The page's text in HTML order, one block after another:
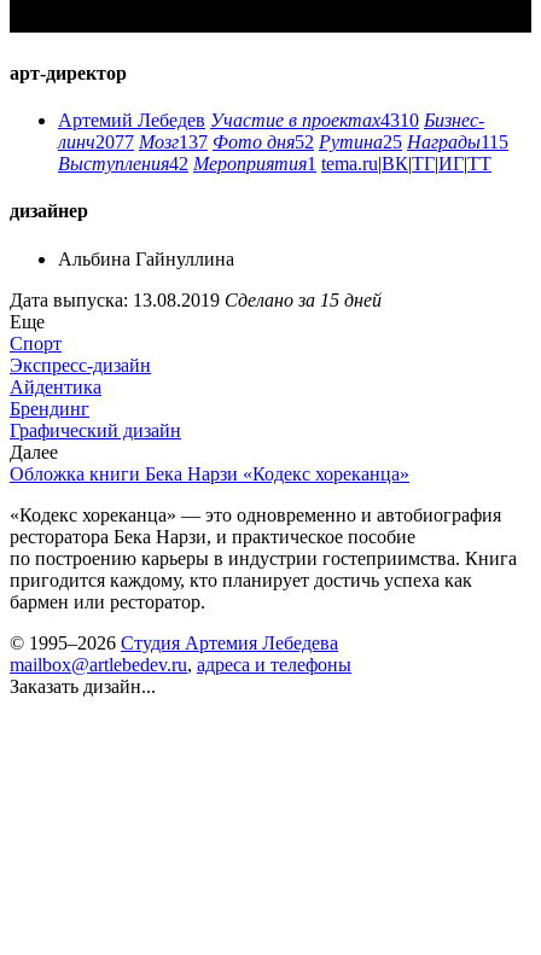
арт-директор
Артемий Лебедев Участие в проектах4310 Бизнес-
линч2077 Мозг137 Фото дня52 Рутина25 Награды115
Выступления42 Мероприятия1 tema.ru|ВК|ТГ|ИГ|ТТ
дизайнер
Альбина Гайнуллина
Дата выпуска: 13.08.2019 Сделано за 15 дней
Еще
Спорт
Экспресс-дизайн
Айдентика
Брендинг
Графический дизайн
Далее
Обложка книги Бека Нарзи «Кодекс хореканца»
«Кодекс хореканца» — это одновременно и автобиография
ресторатора Бека Нарзи, и практическое пособие
по построению карьеры в индустрии гостеприимства. Книга
пригодится каждому, кто планирует достичь успеха как
бармен или ресторатор.
© 1995–2026 Студия Артемия Лебедева
mailbox@artlebedev.ru, адреса и телефоны
Заказать дизайн...